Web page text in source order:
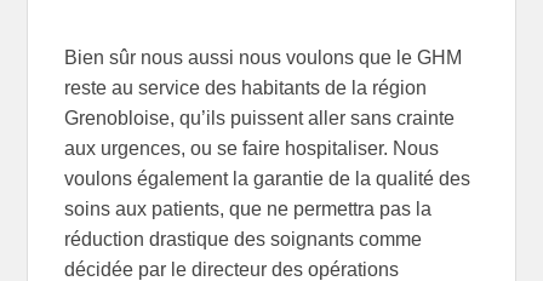
Bien sûr nous aussi nous voulons que le GHM
reste au service des habitants de la région
Grenobloise, qu’ils puissent aller sans crainte
aux urgences, ou se faire hospitaliser. Nous
voulons également la garantie de la qualité des
soins aux patients, que ne permettra pas la
réduction drastique des soignants comme
décidée par le directeur des opérations